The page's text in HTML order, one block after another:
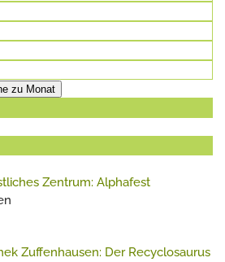
zu Monat
Zentrum: Alphafest
Zuffenhausen: Der Recyclosaurus